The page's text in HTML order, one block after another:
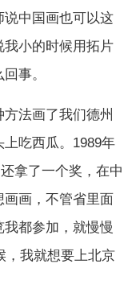
说中国画也可以这
小的时候用拓片
事。
法画了我们德州
吃西瓜。1989年
拿了一个奖，在中
画画，不管省里面
都参加，就慢慢
，我就想要上北京